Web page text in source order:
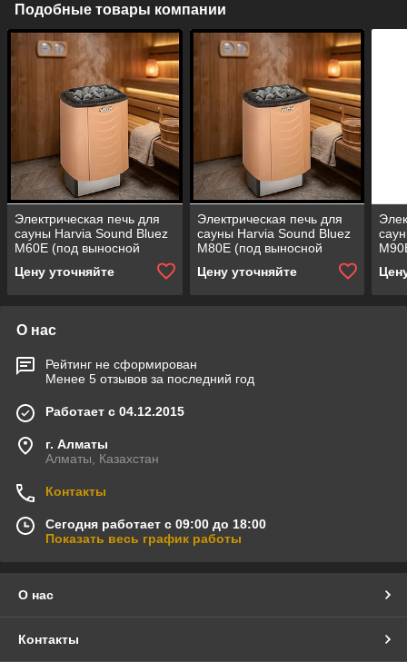
Подобные товары компании
Электрическая печь для
сауны Harvia Sound Bluez
M60E (под выносной
мощность = 6 кВт)
Цену уточняйте
Электрическая печь для
сауны Harvia Sound Bluez
M80E (под выносной
мощность = 8 кВт)
Цену уточняйте
О нас
Рейтинг не сформирован
Менее 5 отзывов за последний год
Работает с 04.12.2015
г. Алматы
Алматы, Казахстан
Контакты
Сегодня работает с 09:00 до 18:00
Показать весь график работы
О нас
Контакты